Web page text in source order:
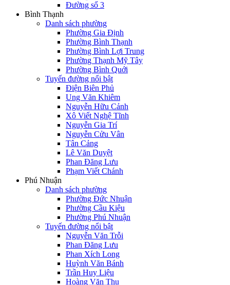
Đường số 3
Bình Thạnh
Danh sách phường
Phường Gia Định
Phường Bình Thạnh
Phường Bình Lợi Trung
Phường Thạnh Mỹ Tây
Phường Bình Quới
Tuyến đường nổi bật
Điện Biên Phủ
Ung Văn Khiêm
Nguyễn Hữu Cảnh
Xô Viết Nghệ Tĩnh
Nguyễn Gia Trí
Nguyễn Cửu Vân
Tân Cảng
Lê Văn Duyệt
Phan Đăng Lưu
Phạm Viết Chánh
Phú Nhuận
Danh sách phường
Phường Đức Nhuận
Phường Cầu Kiệu
Phường Phú Nhuận
Tuyến đường nổi bật
Nguyễn Văn Trỗi
Phan Đăng Lưu
Phan Xích Long
Huỳnh Văn Bánh
Trần Huy Liệu
Hoàng Văn Thụ